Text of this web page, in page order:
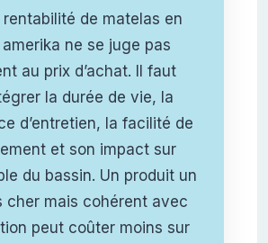
rentabilité de matelas en
ne se juge pas
au prix d’achat. Il faut
la durée de vie, la
d’entretien, la facilité de
et son impact sur
du bassin. Un produit un
cher mais cohérent avec
peut coûter moins sur